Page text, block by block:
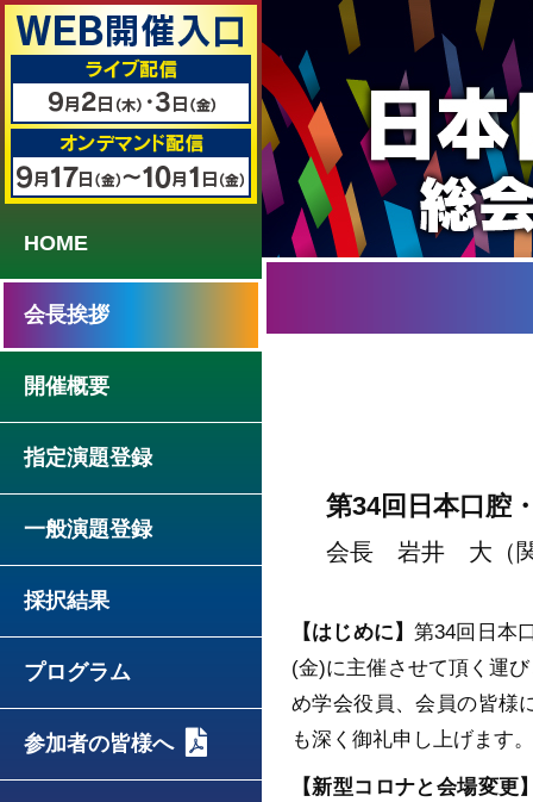
HOME
会長挨拶
開催概要
指定演題登録
一般演題登録
採択結果
プログラム
参加者の皆様へ
第34回日本口腔
会長 岩井 大（関
【はじめに】第34回日本
(金)に主催させて頂く運
め学会役員、会員の皆様
も深く御礼申し上げます。
【新型コロナと会場変更